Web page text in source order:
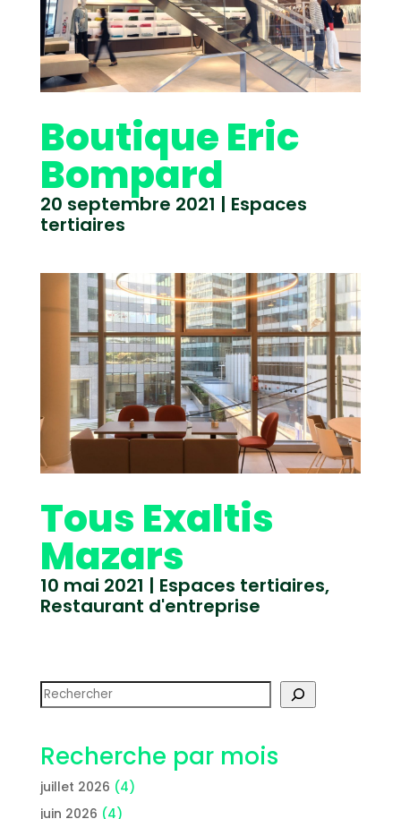
Boutique Eric
Bompard
20 septembre 2021 | Espaces
tertiaires
Tous Exaltis
Mazars
10 mai 2021 | Espaces tertiaires,
Restaurant d'entreprise
Rechercher
Recherche par mois
juillet 2026 (4)
juin 2026 (4)